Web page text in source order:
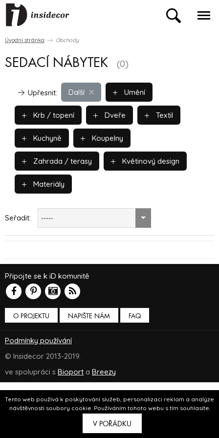
Tento web používá k poskytování služeb, personalizaci reklam a analýze
návštěvnosti soubory cookie. Používáním tohoto webu s tím souhlasíte.
V POŘÁDKU
Úvodní stránka Obchody
SEDACÍ NÁBYTEK (0)
Další
Upřesnit: Umění
Krb / topení Dveře Textil
Kuchyně Koupelny
Zahrada / terasy Květinový design
Materiály
Seřadit: -----
O PROJEKTU NAPIŠTE NÁM
Připojte se k iD komunitě
FAQ
Podmínky používání
© Insidecor 2013-2019.
ve spolupráci s Bioport a Breezy